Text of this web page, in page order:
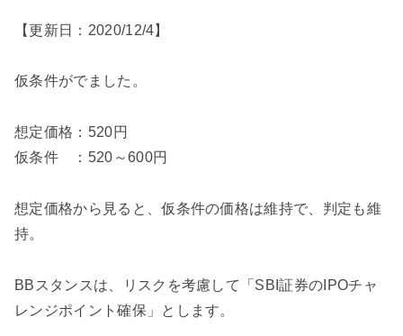
【更新日：2020/12/4】
仮条件がでました。
想定価格：520円
仮条件 ：520～600円
想定価格から見ると、仮条件の価格は維持で、判定も維
持。
BBスタンスは、リスクを考慮して「SBI証券のIPOチャ
レンジポイント確保」とします。